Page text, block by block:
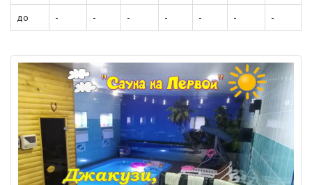
до - - - - - - -